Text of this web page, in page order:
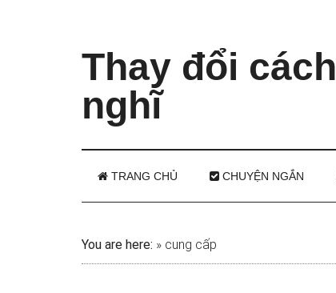
Thay đổi cách
nghĩ
TRANG CHỦ CHUYỆN NGẮN
You are here: » cung cấp